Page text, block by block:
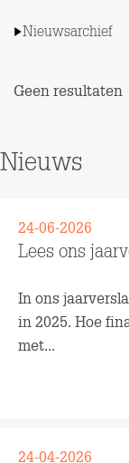
Nieuwsarchief
Geen resultaten
Nieuws
Lees ons
24-06-2026
In ons
in 2025. Hoe
met...
24-04-2026